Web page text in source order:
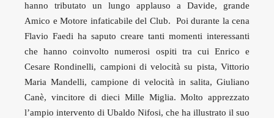
hanno tributato un lungo applauso a Davide, grande
Amico e Motore infaticabile del Club. Poi durante la cena
Flavio Faedi ha saputo creare tanti momenti interessanti
che hanno coinvolto numerosi ospiti tra cui Enrico e
Cesare Rondinelli, campioni di velocità su pista, Vittorio
Maria Mandelli, campione di velocità in salita, Giuliano
Canè, vincitore di dieci Mille Miglia. Molto apprezzato
l’ampio intervento di Ubaldo Nifosi, che ha illustrato il suo